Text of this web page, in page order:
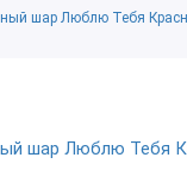
шар Люблю Тебя